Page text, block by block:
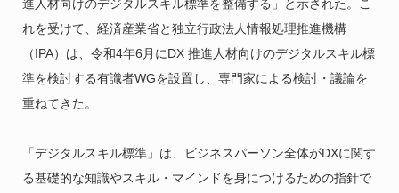
進人材向けのデジタルスキル標準を整備する」と示された。こ
れを受けて、経済産業省と独立行政法人情報処理推進機構
（IPA）は、令和4年6月にDX 推進人材向けのデジタルスキル標
準を検討する有識者WGを設置し、専門家による検討・議論を
重ねてきた。
「デジタルスキル標準」は、ビジネスパーソン全体がDXに関す
る基礎的な知識やスキル・マインドを身につけるための指針で